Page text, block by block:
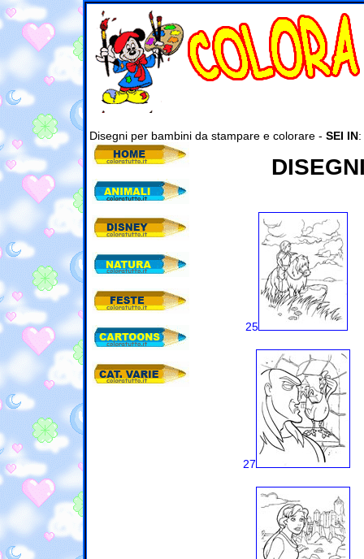
Disegni per bambini da stampare e colorare - SEI IN:
25
27